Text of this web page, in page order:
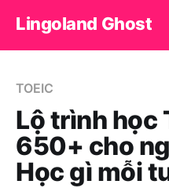
Lingoland Ghost
TOEIC
Lộ trình học
650+ cho
Học gì mỗi